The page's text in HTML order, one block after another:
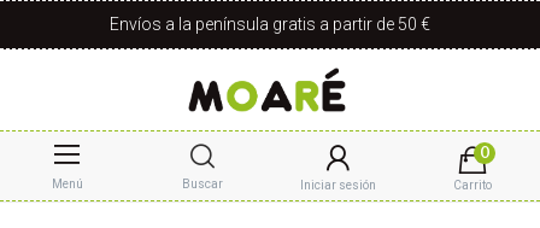
Envíos a la península gratis a partir de 50 €
Menú Buscar Iniciar sesión
0
Carrito